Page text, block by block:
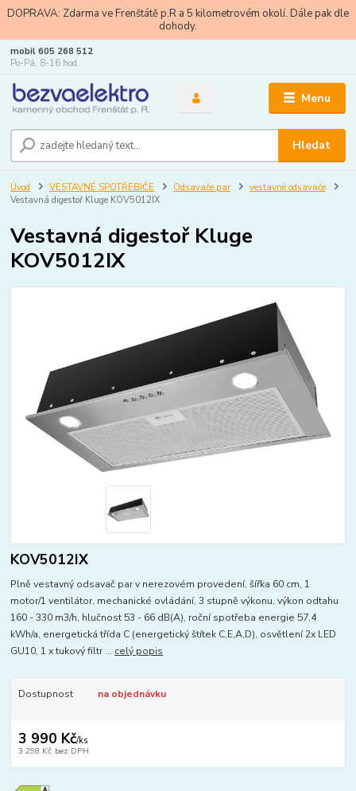
DOPRAVA: Zdarma ve Frenštátě p.R a 5 kilometrovém okolí. Dále pak dle
dohody.
Menu
Hledat
mobil 605 268 512
Po-Pá, 8-16 hod.
Úvod VESTAVNÉ SPOTŘEBIČE Odsavače par
vestavné odsavače
Vestavná digestoř Kluge KOV5012IX
Vestavná digestoř Kluge
KOV5012IX
KOV5012IX
Plně vestavný odsavač par v nerezovém provedení, šířka 60 cm, 1
motor/1 ventilátor, mechanické ovládání, 3 stupně výkonu, výkon odtahu
160 - 330 m3/h, hlučnost 53 - 66 dB(A), roční spotřeba energie 57,4
kWh/a, energetická třída C (energetický štítek C,E,A,D), osvětlení 2x LED
GU10, 1 x tukový filtr ... celý popis
Dostupnost na objednávku
3 990 Kč/ks
3 298 Kč bez DPH